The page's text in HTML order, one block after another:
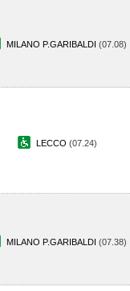
MILANO P.GARIBALDI (07.08)
LECCO (07.24)
MILANO P.GARIBALDI (07.38)